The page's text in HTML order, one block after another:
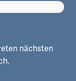
nächsten